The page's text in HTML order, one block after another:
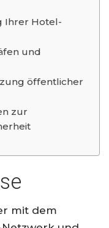
Ihrer Hotel-
und
öffentlicher
zur
mit dem